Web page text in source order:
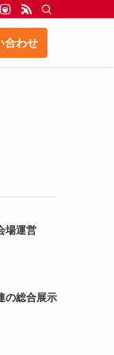
合わせ
場運営
の総合展示